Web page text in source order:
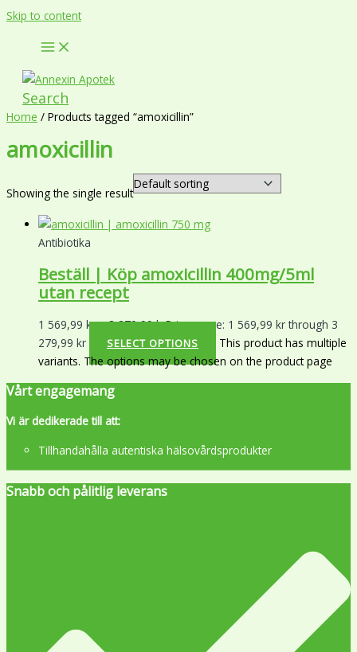
Skip to content
Search
Home / Products tagged “amoxicillin”
amoxicillin
Showing the single result
Antibiotika
Beställ | Köp amoxicillin 400mg/5ml
utan recept
1 569,99 kr – 3 279,99krPrice range: 1 569,99 kr through 3
279,99 kr
SELECT OPTIONS
This product has multiple
variants. The options may be chosen on the product page
Vårt engagemang
Vi är dedikerade till att:
Tillhandahålla autentiska hälsovårdsprodukter
Snabb och pålitlig leverans